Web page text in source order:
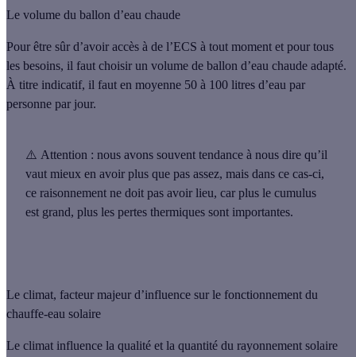
Le volume du ballon d’eau chaude
Pour être sûr d’avoir accès à de l’ECS à tout moment et pour tous
les besoins, il faut choisir un volume de ballon d’eau chaude adapté.
À titre indicatif, il faut en moyenne 50 à 100 litres d’eau par
personne par jour.
⚠️ Attention : nous avons souvent tendance à nous dire qu’il
vaut mieux en avoir plus que pas assez, mais dans ce cas-ci,
ce raisonnement ne doit pas avoir lieu, car plus le cumulus
est grand, plus les pertes thermiques sont importantes.
Le climat, facteur majeur d’influence sur le fonctionnement du
chauffe-eau solaire
Le climat influence la qualité et la quantité du rayonnement solaire